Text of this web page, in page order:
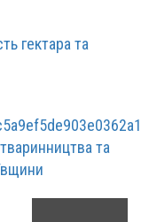
гектара та
та